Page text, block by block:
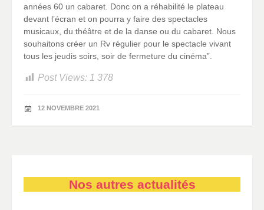
années 60 un cabaret. Donc on a réhabilité le plateau
devant l’écran et on pourra y faire des spectacles
musicaux, du théâtre et de la danse ou du cabaret. Nous
souhaitons créer un Rv régulier pour le spectacle vivant
tous les jeudis soirs, soir de fermeture du cinéma”.
Post Views: 1 378
12 NOVEMBRE 2021
Nos autres actualités